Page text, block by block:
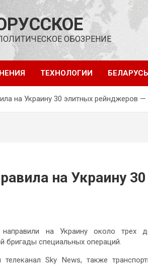
ОБОЗРЕНИЕ
ТЕХНОЛОГИИ БЕЛАРУСЬ
на Украину 30 элитных рейнджеров —
на Украину
направили на Украину около трех
бригады специальных операций.
телеканал Sky News, также